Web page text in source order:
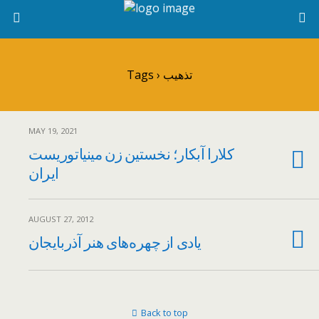
Tags › تذهیب
MAY 19, 2021
کلارا آبکار؛ نخستین زن مینیاتوریست
ایران
AUGUST 27, 2012
یادی از چهره‌های هنر آذربایجان
Back to top